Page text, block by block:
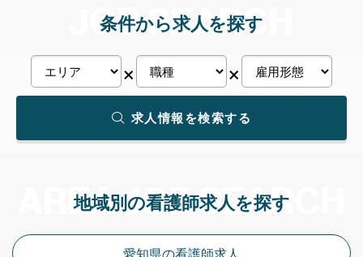
JOB SEARCH
条件から求人を探す
× ×
求人情報を検索する
AREA JOB SEARCH
地域別の看護師求人を探す
愛知県の看護師求人